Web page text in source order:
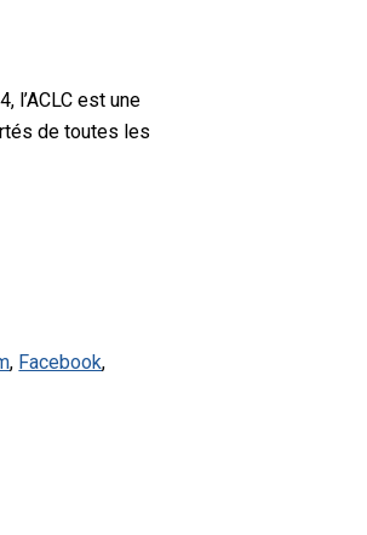
l’ACLC est une
de toutes les
, Facebook,